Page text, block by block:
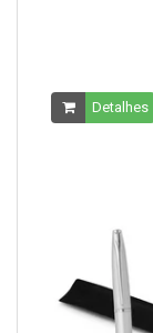
Detalhes